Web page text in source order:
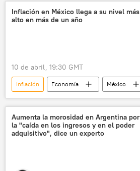
📰 Escalada entre EEUU, Israel e Irán
Inflación en México llega a su nivel más
alto en más de un año
10 de abril, 19:30 GMT
inflación Economía México
📈 Mercados y finanzas
Aumenta la morosidad en Argentina por
la "caída en los ingresos y en el poder
adquisitivo", dice un experto